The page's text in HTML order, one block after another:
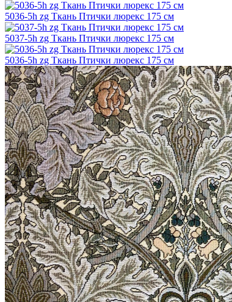
5036-5h zg Ткань Птички люрекс 175 см
5037-5h zg Ткань Птички люрекс 175 см
5036-5h zg Ткань Птички люрекс 175 см